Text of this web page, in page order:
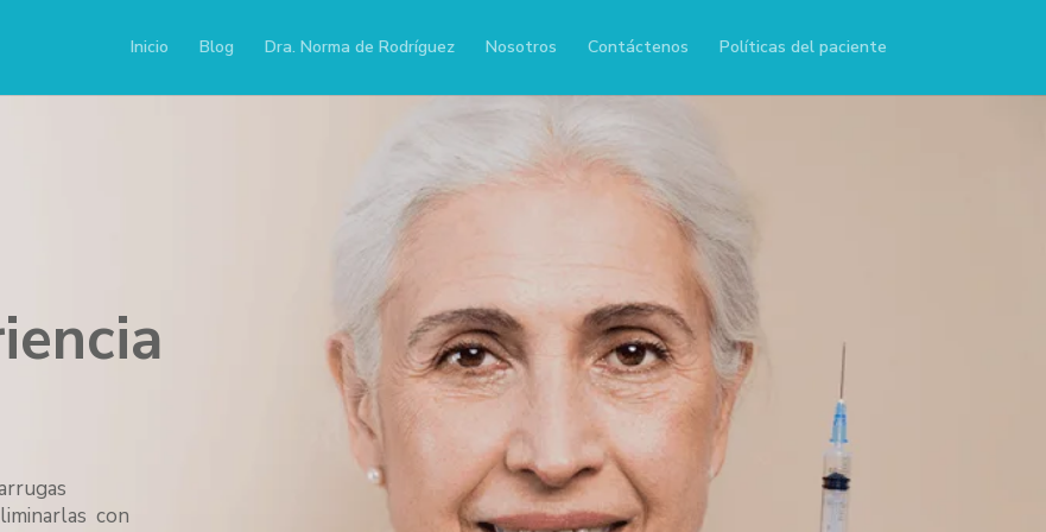
Inicio Blog Dra. Norma de Rodríguez Nosotros Contáctenos Políticas del paciente
con